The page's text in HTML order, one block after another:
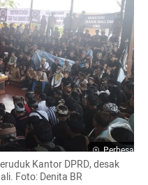
Perbesar
Kantor DPRD, desak
Foto: Denita BR